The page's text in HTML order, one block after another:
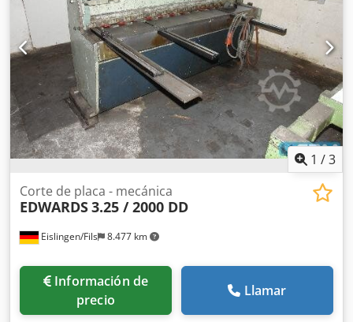
para chapa, longitud de corte 2050 mm, capacidad de
corte 4 mm, motor 7,55 KW, profundidad de garganta 300
mm, altura de trabajo 800 mm, galga trasera 1000 mm
motorizada, 3 brazos de apoyo delanteros, pedal,
dimensiones 2700x2200x1600 mm, peso aprox. 2600 kg
Dksdpfxotwzcte Ai Eer
1 /3
Eislingen/Fils 8.477 km
Corte de placa - mecánica
EDWARDS3.25 / 2000 DD
Información de
precio
Llamar